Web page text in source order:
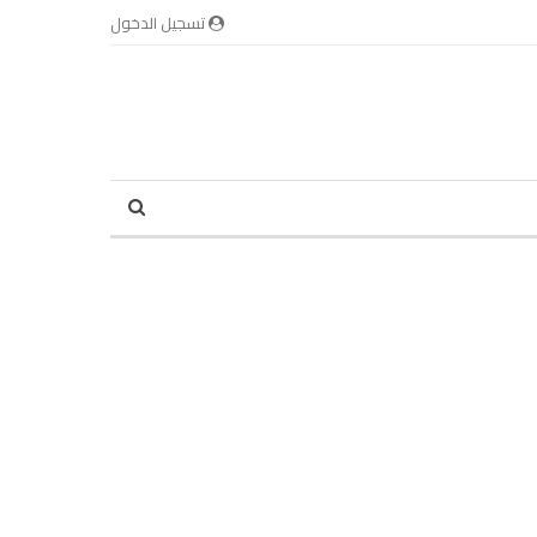
تسجيل الدخول